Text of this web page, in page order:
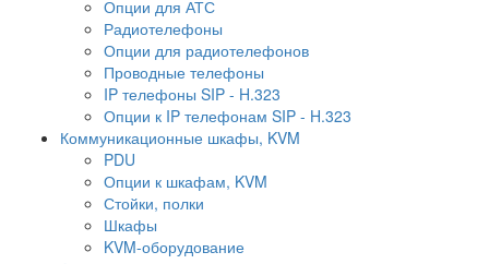
Опции для АТС
Радиотелефоны
Опции для радиотелефонов
Проводные телефоны
IP телефоны SIP - H.323
Опции к IP телефонам SIP - H.323
Коммуникационные шкафы, KVM
PDU
Опции к шкафам, KVM
Стойки, полки
Шкафы
KVM-оборудование